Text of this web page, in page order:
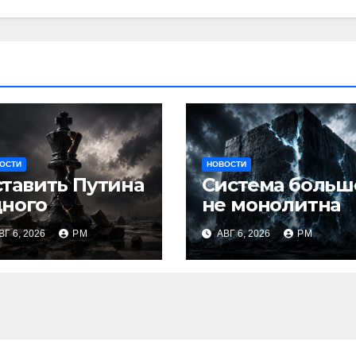
Путина
6, 2026 РМ
НОВОСТИ
Система
не монолитна
АВГ 6, 2026 РМ